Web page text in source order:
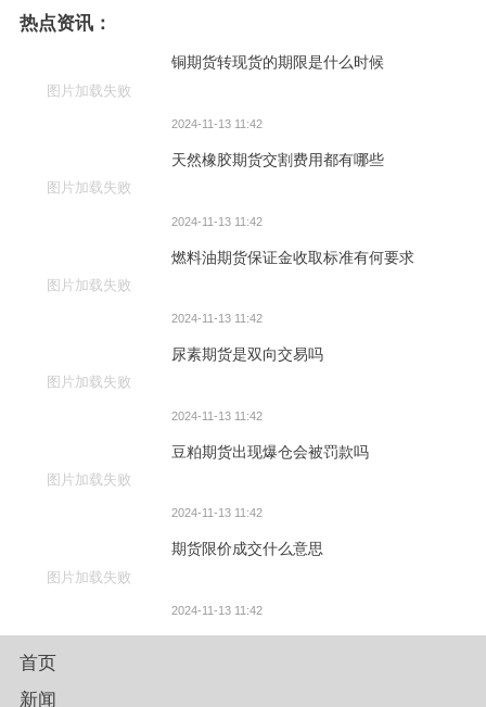
热点资讯：
图片加载失败
铜期货转现货的期限是什么时候
2024-11-13 11:42
图片加载失败
天然橡胶期货交割费用都有哪些
2024-11-13 11:42
图片加载失败
燃料油期货保证金收取标准有何要求
2024-11-13 11:42
图片加载失败
尿素期货是双向交易吗
2024-11-13 11:42
图片加载失败
豆粕期货出现爆仓会被罚款吗
2024-11-13 11:42
图片加载失败
期货限价成交什么意思
2024-11-13 11:42
首页
新闻